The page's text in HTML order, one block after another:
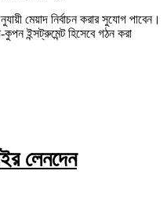
মেয়াদ নির্বাচন করার সুযোগ পাবেন।
ইন্সট্রুমেন্ট হিসেবে গঠন করা
লেনদেন